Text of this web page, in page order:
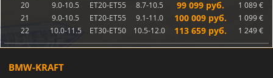
20
9.0-10.5 ET20-ET55 8.7-10.5 99 099 руб.
1 089 €
21
9.0-10.5 ET20-ET55 9.1-11.0 100 009 руб.
1 099 €
22
10.0-11.5 ET30-ET50 10.5-12.0 113 659 руб. 1 249 €
BMW-KRAFT